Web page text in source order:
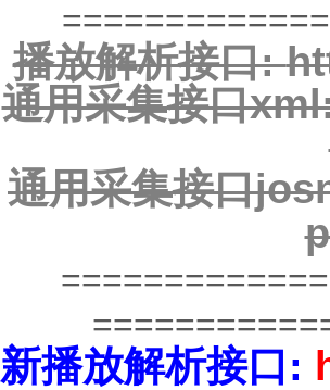
播放解析接口:
通用采集接口
通用采集接口
新播放解析接口: